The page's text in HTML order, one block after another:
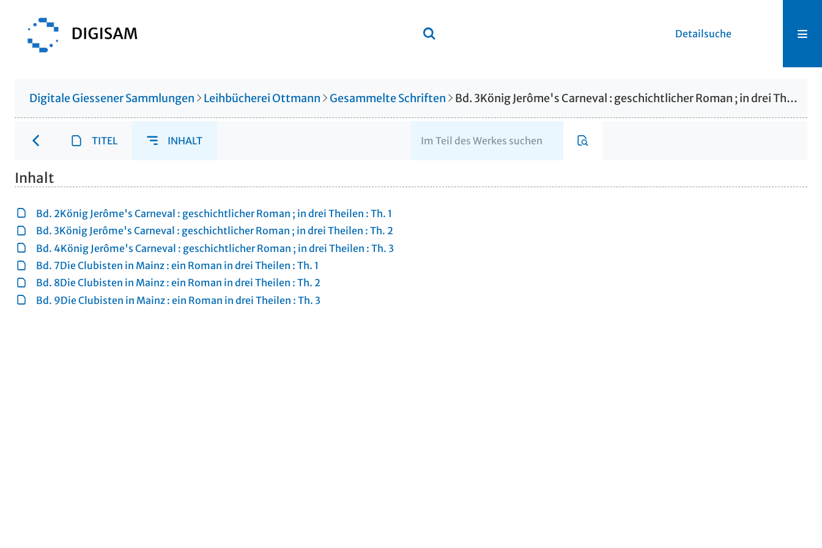
Detailsuche
Digitale Giessener Sammlungen Leihbücherei Ottmann Gesammelte Schriften Bd. 3König Jerôme's Carneval : geschichtlicher Roman ; in drei Theilen : Th. 2
TITEL INHALT
Inhalt
Bd. 2König Jerôme's Carneval : geschichtlicher Roman ; in drei Theilen : Th. 1
Bd. 3König Jerôme's Carneval : geschichtlicher Roman ; in drei Theilen : Th. 2
Bd. 4König Jerôme's Carneval : geschichtlicher Roman ; in drei Theilen : Th. 3
Bd. 7Die Clubisten in Mainz : ein Roman in drei Theilen : Th. 1
Bd. 8Die Clubisten in Mainz : ein Roman in drei Theilen : Th. 2
Bd. 9Die Clubisten in Mainz : ein Roman in drei Theilen : Th. 3